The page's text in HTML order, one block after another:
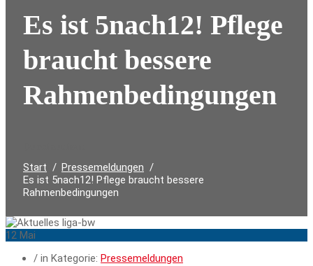
Es ist 5nach12! Pflege
braucht bessere
Rahmenbedingungen
Start
Pressemeldungen
Es ist 5nach12! Pflege braucht bessere
Rahmenbedingungen
12 Mai
/ in Kategorie: Pressemeldungen